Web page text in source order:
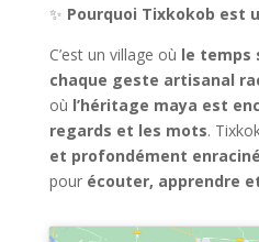
✨ Pourquoi Tixkokob est
C’est un village où le temps
chaque geste artisanal
où l’héritage maya est
regards et les mots.
et profondément enraciné
pour écouter, apprendre